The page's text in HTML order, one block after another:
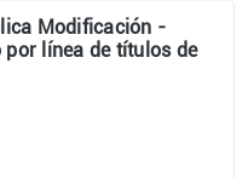
Modificación -
por línea de títulos de